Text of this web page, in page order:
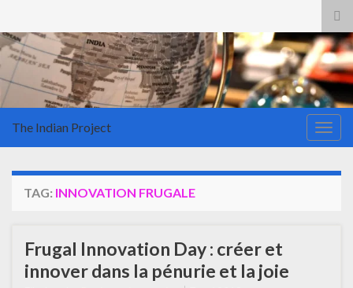
The Indian Project
TAG: INNOVATION FRUGALE
Frugal Innovation Day : créer et
innover dans la pénurie et la joie